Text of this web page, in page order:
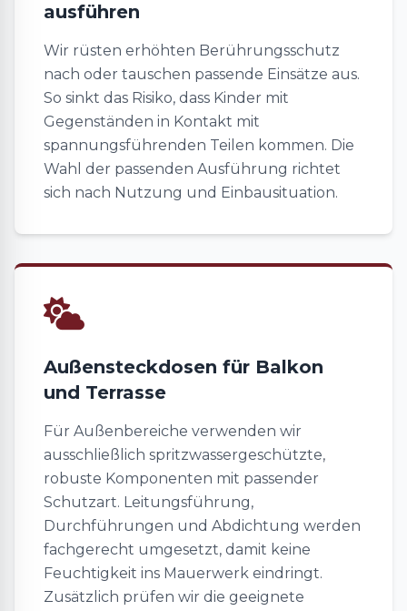
ausführen
Wir rüsten erhöhten Berührungsschutz
nach oder tauschen passende Einsätze aus.
So sinkt das Risiko, dass Kinder mit
Gegenständen in Kontakt mit
spannungsführenden Teilen kommen. Die
Wahl der passenden Ausführung richtet
sich nach Nutzung und Einbausituation.
Außensteckdosen für Balkon
und Terrasse
Für Außenbereiche verwenden wir
ausschließlich spritzwassergeschützte,
robuste Komponenten mit passender
Schutzart. Leitungsführung,
Durchführungen und Abdichtung werden
fachgerecht umgesetzt, damit keine
Feuchtigkeit ins Mauerwerk eindringt.
Zusätzlich prüfen wir die geeignete